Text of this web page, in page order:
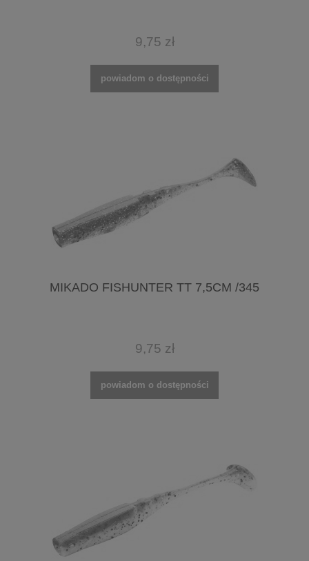
9,75 zł
powiadom o dostępności
MIKADO FISHUNTER TT 7,5CM /345
9,75 zł
powiadom o dostępności